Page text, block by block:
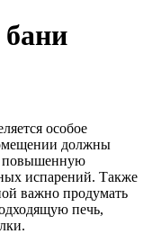
бани
особое
должны
повышенную
испарений. Также
важно продумать
печь,